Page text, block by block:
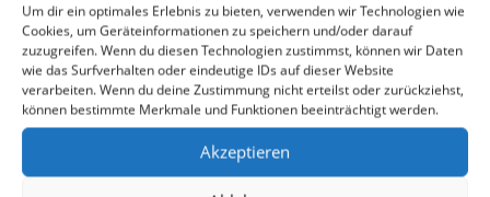
Um dir ein optimales Erlebnis zu bieten, verwenden wir Technologien wie
Cookies, um Geräteinformationen zu speichern und/oder darauf
zuzugreifen. Wenn du diesen Technologien zustimmst, können wir Daten
wie das Surfverhalten oder eindeutige IDs auf dieser Website
verarbeiten. Wenn du deine Zustimmung nicht erteilst oder zurückziehst,
können bestimmte Merkmale und Funktionen beeinträchtigt werden.
Akzeptieren
WHATSAPP & E-MAIL